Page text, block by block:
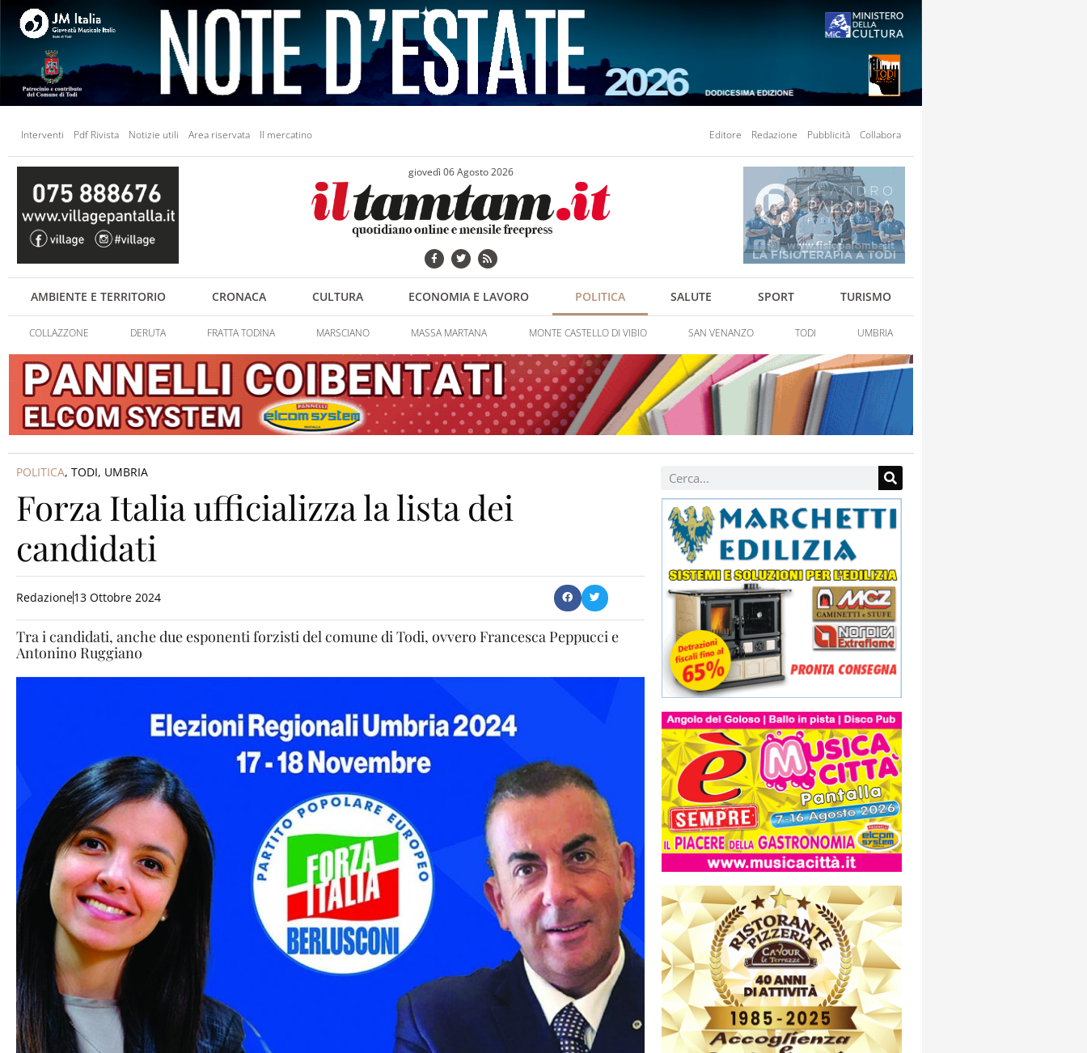
Interventi Pdf Rivista Notizie utili Area riservata Il mercatino Editore Redazione Pubblicità Collabora
giovedì 06 Agosto 2026
AMBIENTE E TERRITORIO CRONACA CULTURA ECONOMIA E LAVORO POLITICA SALUTE SPORT TURISMO
COLLAZZONE DERUTA FRATTA TODINA MARSCIANO MASSA MARTANA MONTE CASTELLO DI VIBIO SAN VENANZO TODI UMBRIA
POLITICA, TODI, UMBRIA
Forza Italia ufficializza la lista dei
candidati
Redazione13 Ottobre 2024
Tra i candidati, anche due esponenti forzisti del comune di Todi, ovvero Francesca Peppucci e
Antonino Ruggiano